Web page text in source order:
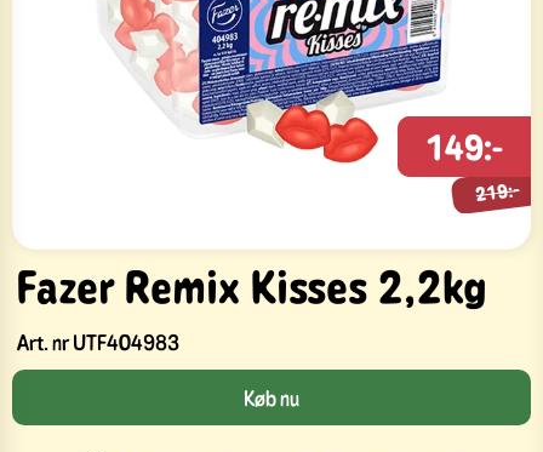
Fazer Remix Kisses 2,2kg
Art. nrUTF404983
149:-
219:-
219:-
Køb nu